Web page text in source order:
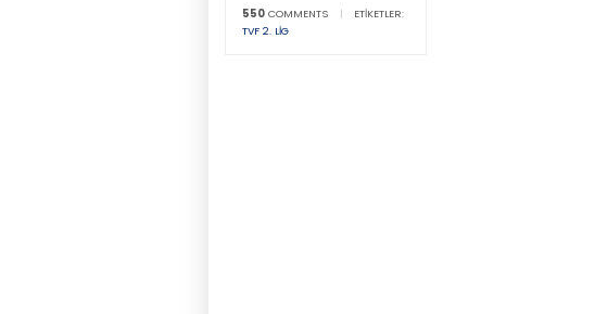
550 COMMENTS |
ETIKETLER:
TVF 2. LIG